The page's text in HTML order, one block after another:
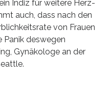
Indiz für weitere Herz-
auch, dass nach den
von Frauen
Panik deswegen
Gynäkologe an der